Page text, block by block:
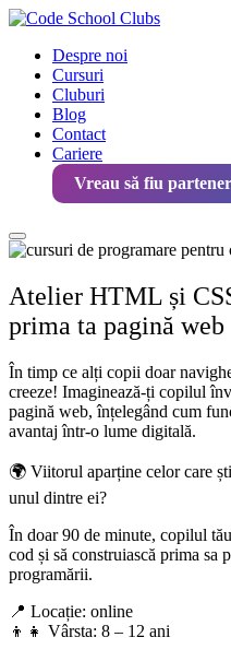
Despre noi
Cursuri
Cluburi
Blog
Contact
Cariere
Vreau să fiu partener
Atelier HTML și
prima ta pagină web
În timp ce alți copii doar
creeze! Imaginează-ți copilul
pagină web, înțelegând cum
avantaj într-o lume digitală.
🌍 Viitorul aparține celor care
unul dintre ei?
În doar 90 de minute, copilul
cod și să construiască prima sa
programării.
📍 Locație: online
👦👧 Vârsta: 8 – 12 ani